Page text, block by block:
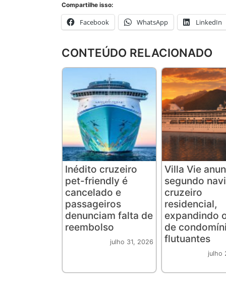
Compartilhe isso:
Facebook WhatsApp LinkedIn
CONTEÚDO RELACIONADO
Inédito cruzeiro
pet-friendly é
cancelado e
passageiros
denunciam falta de
reembolso
julho 31, 2026
Villa Vie
segundo
cruzeiro
residencial,
expandindo
de
flutuantes
julho